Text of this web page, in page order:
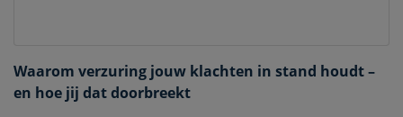
Waarom verzuring jouw klachten in stand houdt –
en hoe jij dat doorbreekt